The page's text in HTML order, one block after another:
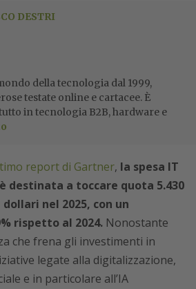
DESTRI
della tecnologia dal 1999,
testate online e cartacee. È
in tecnologia B2B, hardware e
report di Gartner, la spesa IT
destinata a toccare quota 5.430
nel 2025, con un
rispetto al 2024. Nonostante
che frena gli investimenti in
legate alla digitalizzazione,
e in particolare all’IA